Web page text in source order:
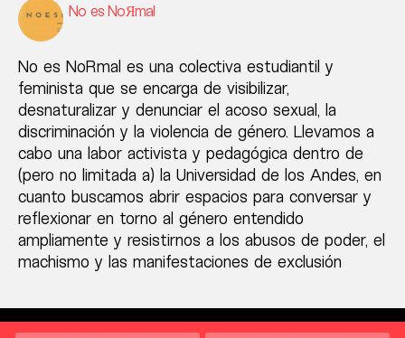
No es NoЯmal
No es NoRmal es una colectiva estudiantil y
feminista que se encarga de visibilizar,
desnaturalizar y denunciar el acoso sexual, la
discriminación y la violencia de género. Llevamos a
cabo una labor activista y pedagógica dentro de
(pero no limitada a) la Universidad de los Andes, en
cuanto buscamos abrir espacios para conversar y
reflexionar en torno al género entendido
ampliamente y resistirnos a los abusos de poder, el
machismo y las manifestaciones de exclusión